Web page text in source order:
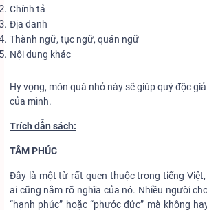
Chính tả
Địa danh
Thành ngữ, tục ngữ, quán ngữ
Nội dung khác
Hy vọng, món quà nhỏ này sẽ giúp quý độc
của mình.
Trích dẫn sách:
TÂM PHÚC
Đây là một từ rất quen thuộc trong tiếng
ai cũng nắm rõ nghĩa của nó. Nhiều người
“hạnh phúc” hoặc “phước đức” mà không